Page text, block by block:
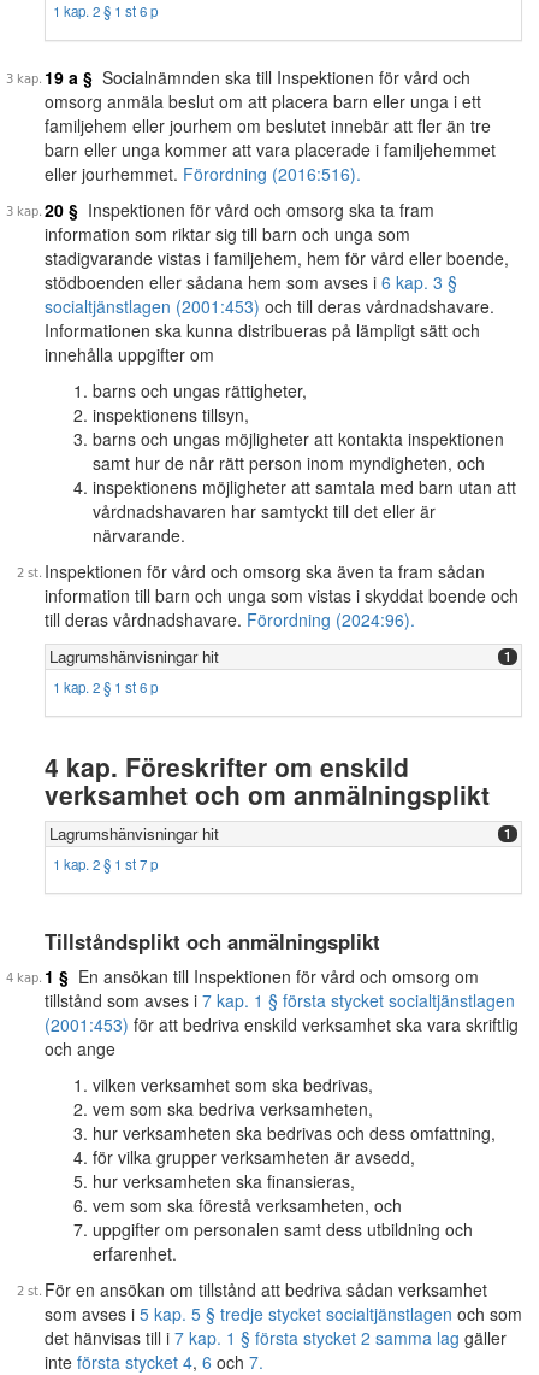
1 kap. 2 § 1 st 6 p
19 a § Socialnämnden ska till Inspektionen för vård och
omsorg anmäla beslut om att placera barn eller unga i ett
familjehem eller jourhem om beslutet innebär att fler än tre
barn eller unga kommer att vara placerade i familjehemmet
eller jourhemmet. Förordning (2016:516).
20 § Inspektionen för vård och omsorg ska ta fram
information som riktar sig till barn och unga som
stadigvarande vistas i familjehem, hem för vård eller boende,
stödboenden eller sådana hem som avses i 6 kap. 3 §
socialtjänstlagen (2001:453) och till deras vårdnadshavare.
Informationen ska kunna distribueras på lämpligt sätt och
innehålla uppgifter om
barns och ungas rättigheter,
inspektionens tillsyn,
barns och ungas möjligheter att kontakta inspektionen
samt hur de når rätt person inom myndigheten, och
inspektionens möjligheter att samtala med barn utan att
vårdnadshavaren har samtyckt till det eller är
närvarande.
Inspektionen för vård och omsorg ska även ta fram sådan
information till barn och unga som vistas i skyddat boende och
till deras vårdnadshavare. Förordning (2024:96).
Lagrumshänvisningar hit 1
1 kap. 2 § 1 st 6 p
4 kap. Föreskrifter om enskild
verksamhet och om anmälningsplikt
Lagrumshänvisningar hit 1
1 kap. 2 § 1 st 7 p
Tillståndsplikt och anmälningsplikt
1 § En ansökan till Inspektionen för vård och omsorg om
tillstånd som avses i 7 kap. 1 § första stycket socialtjänstlagen
(2001:453) för att bedriva enskild verksamhet ska vara skriftlig
och ange
vilken verksamhet som ska bedrivas,
vem som ska bedriva verksamheten,
hur verksamheten ska bedrivas och dess omfattning,
för vilka grupper verksamheten är avsedd,
hur verksamheten ska finansieras,
vem som ska förestå verksamheten, och
uppgifter om personalen samt dess utbildning och
erfarenhet.
För en ansökan om tillstånd att bedriva sådan verksamhet
som avses i 5 kap. 5 § tredje stycket socialtjänstlagen och som
det hänvisas till i 7 kap. 1 § första stycket 2 samma lag gäller
inte första stycket 4, 6 och 7.